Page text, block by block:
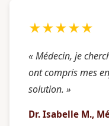
★★★★★
« Médecin, je
ont compris mes
solution. »
Dr. Isabelle M.,